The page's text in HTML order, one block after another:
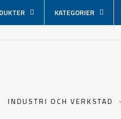
KATEGORIER
INDUSTRI OCH VERKSTAD